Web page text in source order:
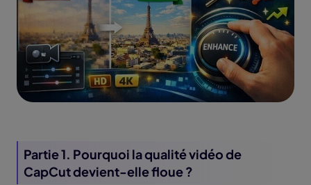
Partie 1. Pourquoi la qualité vidéo de
CapCut devient-elle floue ?